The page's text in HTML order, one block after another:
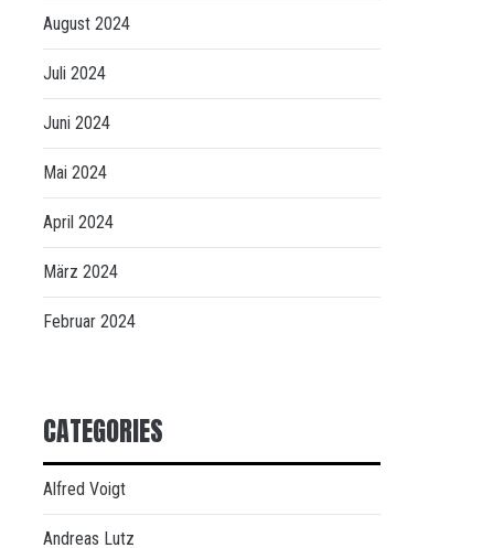
August 2024
Juli 2024
Juni 2024
Mai 2024
April 2024
März 2024
Februar 2024
CATEGORIES
Alfred Voigt
Andreas Lutz